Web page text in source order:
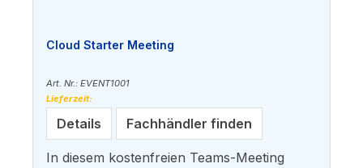
Cloud Starter Meeting
Art. Nr.: EVENT1001
Lieferzeit:
Details Fachhändler finden
In diesem kostenfreien Teams-Meeting